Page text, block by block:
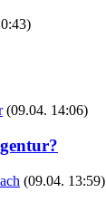
(09.04. 14:06)
(09.04. 13:59)